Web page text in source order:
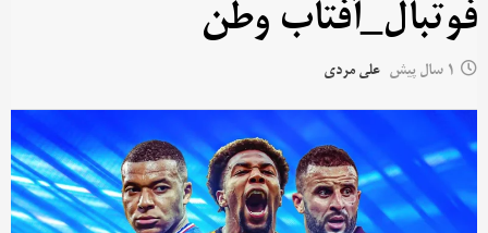
فوتبال_آفتاب وطن
1 سال پیش علی مردی